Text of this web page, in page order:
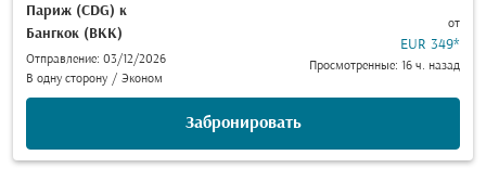
Париж (CDG) к
Бангкок (BKK)
Отправление: 03/12/2026
В одну сторону / Эконом
от
EUR 349*
Просмотренные: 16 ч. назад
Забронировать